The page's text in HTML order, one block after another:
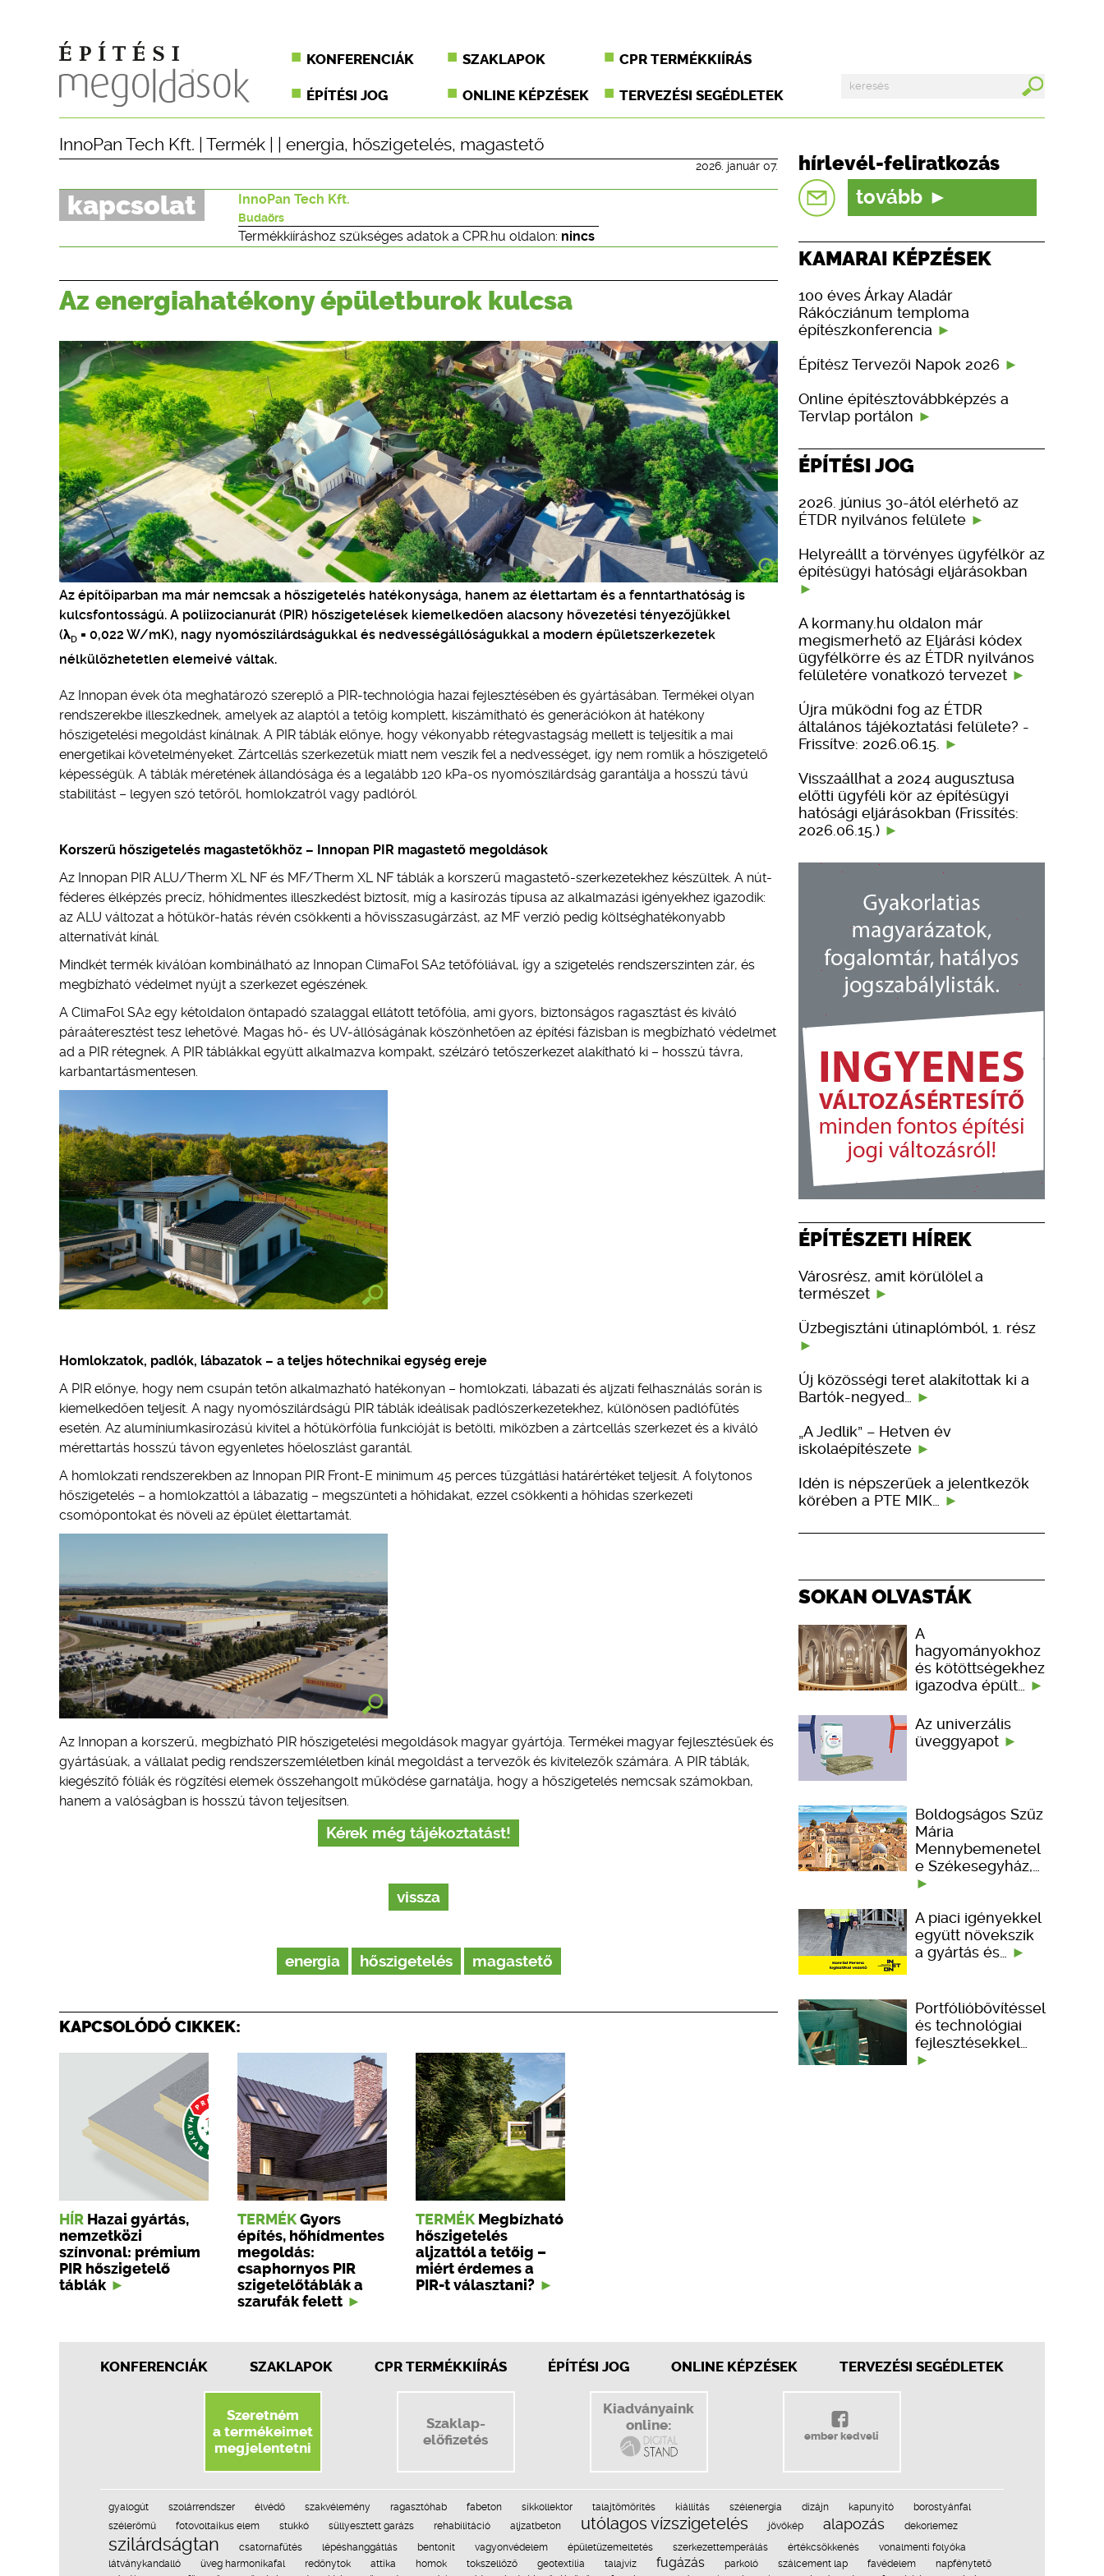
KONFERENCIÁK SZAKLAPOK CPR TERMÉKKIÍRÁS
ÉPÍTÉSI JOG ONLINE KÉPZÉSEK TERVEZÉSI SEGÉDLETEK
InnoPan Tech Kft. Termék energia, hőszigetelés, magastető
2026. január 07.
kapcsolat InnoPan Tech Kft.
Budaörs
Termékkiíráshoz szükséges adatok a CPR.hu oldalon: nincs
Az energiahatékony épületburok kulcsa
Az építőiparban ma már nemcsak a hőszigetelés hatékonysága, hanem az élettartam és a fenntarthatóság is
kulcsfontosságú. A poliizocianurát (PIR) hőszigetelések kiemelkedően alacsony hővezetési tényezőjükkel
(λD = 0,022 W/mK), nagy nyomószilárdságukkal és nedvességállóságukkal a modern épületszerkezetek
nélkülözhetetlen elemeivé váltak.
Az Innopan évek óta meghatározó szereplő a PIR-technológia hazai fejlesztésében és gyártásában. Termékei olyan
rendszerekbe illeszkednek, amelyek az alaptól a tetőig komplett, kiszámítható és generációkon át hatékony
hőszigetelési megoldást kínálnak. A PIR táblák előnye, hogy vékonyabb rétegvastagság mellett is teljesítik a mai
energetikai követelményeket. Zártcellás szerkezetük miatt nem veszik fel a nedvességet, így nem romlik a hőszigetelő
képességük. A táblák méretének állandósága és a legalább 120 kPa-os nyomószilárdság garantálja a hosszú távú
stabilitást – legyen szó tetőről, homlokzatról vagy padlóról.
Korszerű hőszigetelés magastetőkhöz – Innopan PIR magastető megoldások
Az Innopan PIR ALU/Therm XL NF és MF/Therm XL NF táblák a korszerű magastető-szerkezetekhez készültek. A nút-
féderes élképzés precíz, hőhídmentes illeszkedést biztosít, míg a kasírozás típusa az alkalmazási igényekhez igazodik:
az ALU változat a hőtükör-hatás révén csökkenti a hővisszasugárzást, az MF verzió pedig költséghatékonyabb
alternatívát kínál.
Mindkét termék kiválóan kombinálható az Innopan ClimaFol SA2 tetőfóliával, így a szigetelés rendszerszinten zár, és
megbízható védelmet nyújt a szerkezet egészének.
A ClimaFol SA2 egy kétoldalon öntapadó szalaggal ellátott tetőfólia, ami gyors, biztonságos ragasztást és kiváló
páraáteresztést tesz lehetővé. Magas hő- és UV-állóságának köszönhetően az építési fázisban is megbízható védelmet
ad a PIR rétegnek. A PIR táblákkal együtt alkalmazva kompakt, szélzáró tetőszerkezet alakítható ki – hosszú távra,
karbantartásmentesen.
Homlokzatok, padlók, lábazatok – a teljes hőtechnikai egység ereje
A PIR előnye, hogy nem csupán tetőn alkalmazható hatékonyan – homlokzati, lábazati és aljzati felhasználás során is
kiemelkedően teljesít. A nagy nyomószilárdságú PIR táblák ideálisak padlószerkezetekhez, különösen padlófűtés
esetén. Az alumíniumkasírozású kivitel a hőtükörfólia funkcióját is betölti, miközben a zártcellás szerkezet és a kiváló
mérettartás hosszú távon egyenletes hőeloszlást garantál.
A homlokzati rendszerekben az Innopan PIR Front-E minimum 45 perces tűzgátlási határértéket teljesít. A folytonos
hőszigetelés – a homlokzattól a lábazatig – megszünteti a hőhidakat, ezzel csökkenti a hőhidas szerkezeti
csomópontokat és növeli az épület élettartamát.
Az Innopan a korszerű, megbízható PIR hőszigetelési megoldások magyar gyártója. Termékei magyar fejlesztésűek és
gyártásúak, a vállalat pedig rendszerszemléletben kínál megoldást a tervezők és kivitelezők számára. A PIR táblák,
kiegészítő fóliák és rögzítési elemek összehangolt működése garnatálja, hogy a hőszigetelés nemcsak számokban,
hanem a valóságban is hosszú távon teljesítsen.
Kérek még tájékoztatást!
vissza
energia hőszigetelés magastető
KAPCSOLÓDÓ CIKKEK:
HÍR Hazai gyártás,
nemzetközi
színvonal: prémium
PIR hőszigetelő
táblák
TERMÉK Gyors
építés, hőhídmentes
megoldás:
csaphornyos PIR
szigetelőtáblák a
szarufák felett
TERMÉK Megbízható
hőszigetelés
aljzattól a tetőig –
miért érdemes a
PIR-t választani?
hírlevél-feliratkozás
tovább
KAMARAI KÉPZÉSEK
100 éves Árkay Aladár
Rákócziánum temploma
építészkonferencia
Építész Tervezői Napok 2026
Online építésztovábbképzés a
Tervlap portálon
ÉPÍTÉSI JOG
2026. június 30-ától elérhető az
ÉTDR nyilvános felülete
Helyreállt a törvényes ügyfélkör az
építésügyi hatósági eljárásokban
A kormany.hu oldalon már
megismerhető az Eljárási kódex
ügyfélkörre és az ÉTDR nyilvános
felületére vonatkozó tervezet
Újra működni fog az ÉTDR
általános tájékoztatási felülete? -
Frissítve: 2026.06.15.
Visszaállhat a 2024 augusztusa
előtti ügyféli kör az építésügyi
hatósági eljárásokban (Frissítés:
2026.06.15.)
ÉPÍTÉSZETI HÍREK
Városrész, amit körülölel a
természet
Üzbegisztáni útinaplómból, 1. rész
Új közösségi teret alakítottak ki a
Bartók-negyed…
„A Jedlik” – Hetven év
iskolaépítészete
Idén is népszerűek a jelentkezők
körében a PTE MIK…
SOKAN OLVASTÁK
A
hagyományokhoz
és kötöttségekhez
igazodva épült…
Az univerzális
üveggyapot
Boldogságos Szűz
Mária
Mennybemenetel
e Székesegyház,…
A piaci igényekkel
együtt növekszik
a gyártás és…
Portfólióbővítéssel
és technológiai
fejlesztésekkel…
KONFERENCIÁK SZAKLAPOK CPR TERMÉKKIÍRÁS ÉPÍTÉSI JOG ONLINE KÉPZÉSEK TERVEZÉSI SEGÉDLETEK
Szeretném
a termékeimet
megjelentetni
Szaklap-
előfizetés
Kiadványaink
online:
ember kedveli
gyalogút szolárrendszer élvédő szakvélemény ragasztóhab fabeton síkkollektor talajtömörítés kiállítás szélenergia dizájn kapunyitó
borostyánfal
szélerőmű
fotovoltaikus elem stukkó süllyesztett garázs rehabilitáció aljzatbeton utólagos vízszigetelés jövőkép alapozás dekorlemez
szilárdságtan csatornafűtés lépéshanggátlás bentonit vagyonvédelem épületüzemeltetés szerkezettemperálás értékcsökkenés
vonalmenti folyóka
látványkandalló
üveg harmonikafal redőnytok attika homok tokszellőző geotextília talajvíz fugázás parkoló szálcement lap favédelem
napfénytető